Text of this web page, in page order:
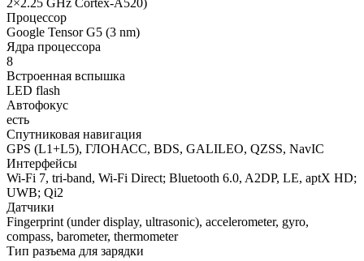
Процессор
Google Tensor G5 (3 nm)
Ядра процессора
8
Встроенная вспышка
LED flash
Автофокус
есть
Спутниковая навигация
GPS (L1+L5), ГЛОНАСС, BDS, GALILEO, QZSS, NavIC
Интерфейсы
Wi-Fi 7, tri-band, Wi-Fi Direct; Bluetooth 6.0, A2DP, LE, aptX HD;
UWB; Qi2
Датчики
Fingerprint (under display, ultrasonic), accelerometer, gyro,
compass, barometer, thermometer
Тип разъема для зарядки